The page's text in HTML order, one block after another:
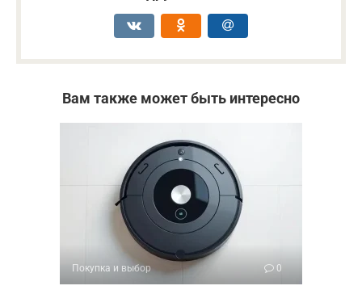
Вам также может быть интересно
Покупка и выбор 0